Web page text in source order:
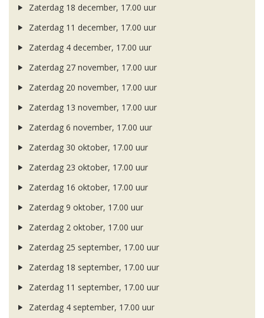
Zaterdag 18 december, 17.00 uur
Zaterdag 11 december, 17.00 uur
Zaterdag 4 december, 17.00 uur
Zaterdag 27 november, 17.00 uur
Zaterdag 20 november, 17.00 uur
Zaterdag 13 november, 17.00 uur
Zaterdag 6 november, 17.00 uur
Zaterdag 30 oktober, 17.00 uur
Zaterdag 23 oktober, 17.00 uur
Zaterdag 16 oktober, 17.00 uur
Zaterdag 9 oktober, 17.00 uur
Zaterdag 2 oktober, 17.00 uur
Zaterdag 25 september, 17.00 uur
Zaterdag 18 september, 17.00 uur
Zaterdag 11 september, 17.00 uur
Zaterdag 4 september, 17.00 uur